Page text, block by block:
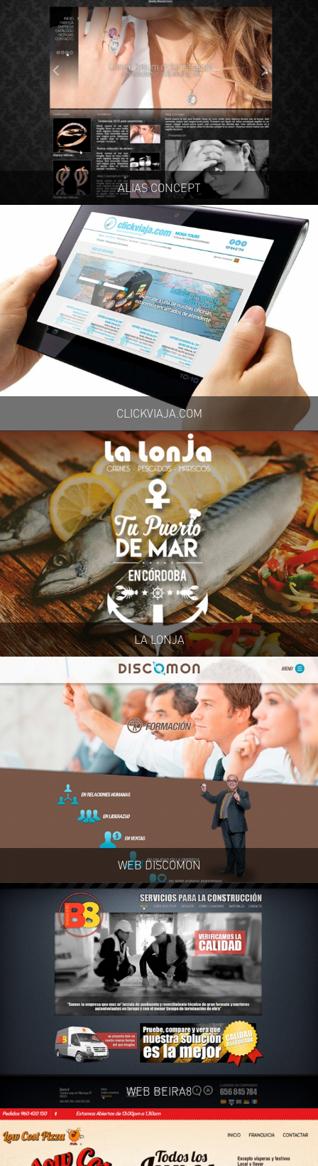
ALIAS CONCEPT
CLICKVIAJA.COM
LA LONJA
WEB DISCOMON
WEB BEIRA8